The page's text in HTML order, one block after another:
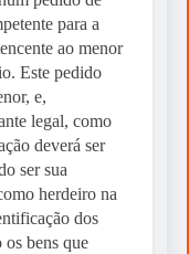
para a
ao menor
Este pedido
e,
legal, como
deverá ser
ser sua
herdeiro na
dos
bens que